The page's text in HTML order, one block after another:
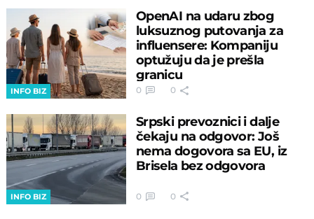
INFO BIZ
OpenAI na udaru zbog
luksuznog putovanja za
influensere: Kompaniju
optužuju da je prešla
granicu
0 0
INFO BIZ
Srpski prevoznici i dalje
čekaju na odgovor: Još
nema dogovora sa EU, iz
Brisela bez odgovora
0 0